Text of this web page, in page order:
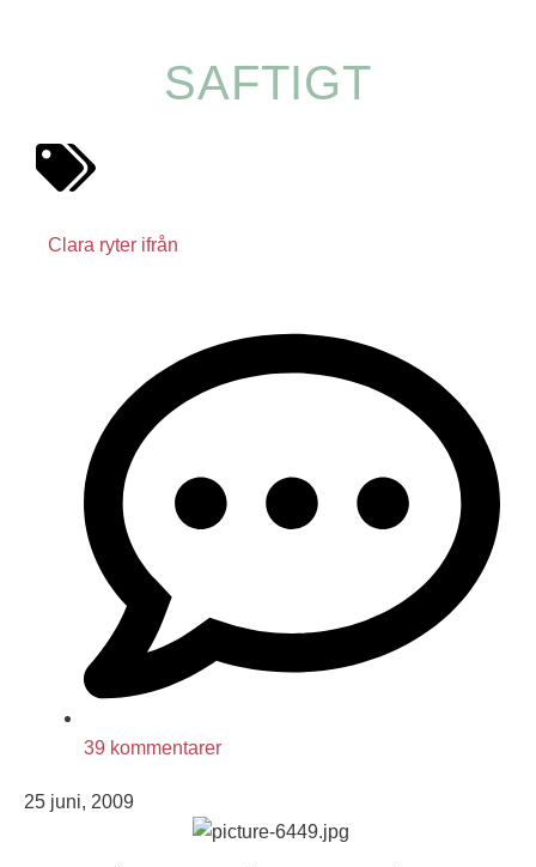
SAFTIGT
Clara ryter ifrån
39 kommentarer
25 juni, 2009